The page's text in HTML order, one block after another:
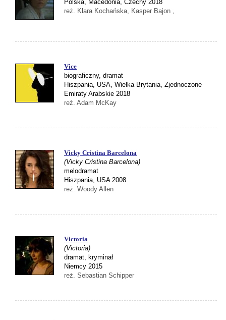
Polska, Macedonia, Czechy 2018
reż. Klara Kochańska, Kasper Bajon ,
Vice
biograficzny, dramat
Hiszpania, USA, Wielka Brytania, Zjednoczone
Emiraty Arabskie 2018
reż. Adam McKay
Vicky Cristina Barcelona
(Vicky Cristina Barcelona)
melodramat
Hiszpania, USA 2008
reż. Woody Allen
Victoria
(Victoria)
dramat, kryminał
Niemcy 2015
reż. Sebastian Schipper